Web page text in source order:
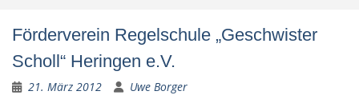
Förderverein Regelschule „Geschwister
Scholl“ Heringen e.V.
21. März 2012 Uwe Borger